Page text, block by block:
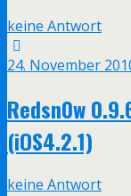
keine Antwort
24. November
Redsn0w
(iOS4.2.1)
keine Antwort